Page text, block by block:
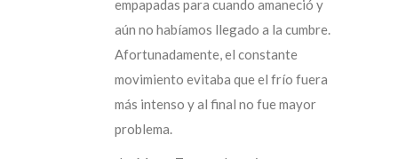
empapadas para cuando amaneció y
aún no habíamos llegado a la cumbre.
Afortunadamente, el constante
movimiento evitaba que el frío fuera
más intenso y al final no fue mayor
problema.